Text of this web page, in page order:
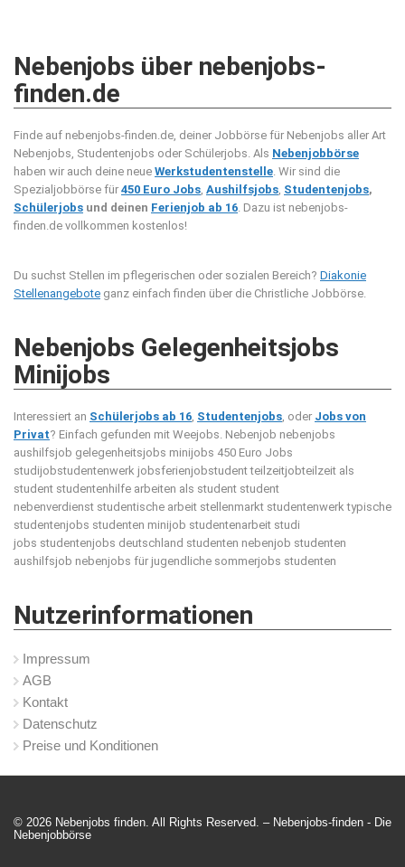
Nebenjobs über nebenjobs-
finden.de
Finde auf nebenjobs-finden.de, deiner Jobbörse für Nebenjobs aller Art
Nebenjobs, Studentenjobs oder Schülerjobs. Als Nebenjobbörse
haben wir auch deine neue Werkstudentenstelle. Wir sind die
Spezialjobbörse für 450 Euro Jobs, Aushilfsjobs, Studentenjobs,
Schülerjobs und deinen Ferienjob ab 16. Dazu ist nebenjobs-
finden.de vollkommen kostenlos!
Du suchst Stellen im pflegerischen oder sozialen Bereich? Diakonie
Stellenangebote ganz einfach finden über die Christliche Jobbörse.
Nebenjobs Gelegenheitsjobs
Minijobs
Interessiert an Schülerjobs ab 16, Studentenjobs, oder Jobs von
Privat? Einfach gefunden mit Weejobs. Nebenjob nebenjobs
aushilfsjob gelegenheitsjobs minijobs 450 Euro Jobs
studijobstudentenwerk jobsferienjobstudent teilzeitjobteilzeit als
student studentenhilfe arbeiten als student student
nebenverdienst studentische arbeit stellenmarkt studentenwerk typische
studentenjobs studenten minijob studentenarbeit studi
jobs studentenjobs deutschland studenten nebenjob studenten
aushilfsjob nebenjobs für jugendliche sommerjobs studenten
Nutzerinformationen
Impressum
AGB
Kontakt
Datenschutz
Preise und Konditionen
© 2026 Nebenjobs finden. All Rights Reserved. – Nebenjobs-finden - Die
Nebenjobbörse